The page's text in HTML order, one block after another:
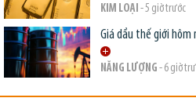
KIM LOẠI - 5 giờ trước
Giá dầu thế giới hôm
NĂNG LƯỢNG - 6 giờ